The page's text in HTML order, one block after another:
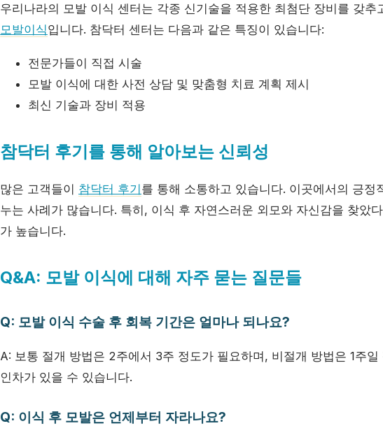
우리나라의 모발 이식 센터는 각종 신기술을 적용한 최첨단 장비를 갖추
모발이식입니다. 참닥터 센터는 다음과 같은 특징이 있습니다:
전문가들이 직접 시술
모발 이식에 대한 사전 상담 및 맞춤형 치료 계획 제시
최신 기술과 장비 적용
참닥터 후기를 통해 알아보는 신뢰성
많은 고객들이 참닥터 후기를 통해 소통하고 있습니다. 이곳에서의 긍
누는 사례가 많습니다. 특히, 이식 후 자연스러운 외모와 자신감을 찾았
가 높습니다.
Q&A: 모발 이식에 대해 자주 묻는 질문들
Q: 모발 이식 수술 후 회복 기간은 얼마나 되나요?
A: 보통 절개 방법은 2주에서 3주 정도가 필요하며, 비절개 방법은 1주
인차가 있을 수 있습니다.
Q: 이식 후 모발은 언제부터 자라나요?